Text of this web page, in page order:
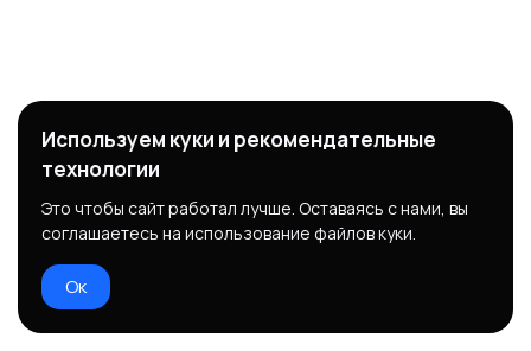
Используем куки и рекомендательные
технологии
Это чтобы сайт работал лучше. Оставаясь с нами, вы
соглашаетесь на использование файлов куки.
Ок